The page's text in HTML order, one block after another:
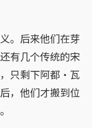
。后来他们在芽
有几个传统的宋
只剩下阿都·瓦
，他们才搬到位